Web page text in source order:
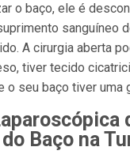
o baço, ele é
sanguíneo
A cirurgia aberta
tiver tecido
o seu baço tiver uma
Baço na